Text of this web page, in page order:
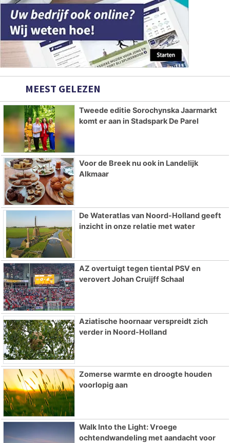
MEEST GELEZEN
Tweede editie Sorochynska Jaarmarkt
komt er aan in Stadspark De Parel
Voor de Breek nu ook in Landelijk
Alkmaar
De Wateratlas van Noord-Holland geeft
inzicht in onze relatie met water
AZ overtuigt tegen tiental PSV en
verovert Johan Cruijff Schaal
Aziatische hoornaar verspreidt zich
verder in Noord-Holland
Zomerse warmte en droogte houden
voorlopig aan
Walk Into the Light: Vroege
ochtendwandeling met aandacht voor